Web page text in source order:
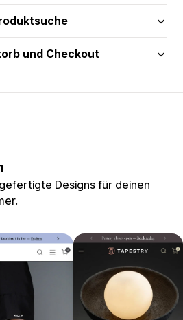
und Checkout
Designs für deinen